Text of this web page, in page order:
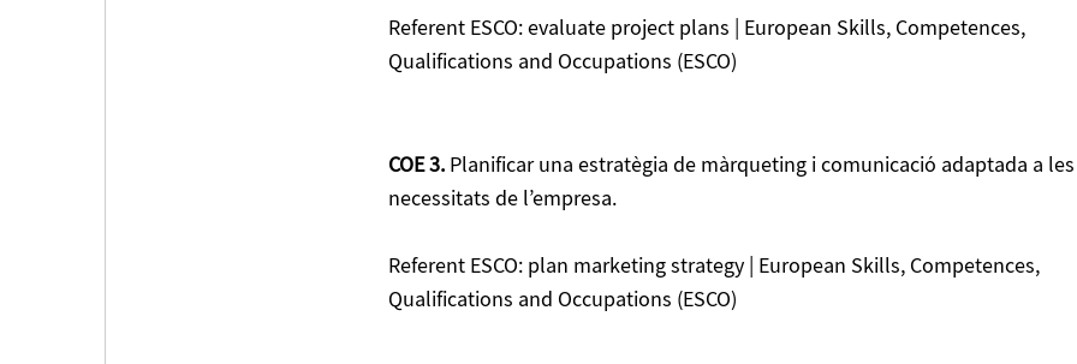
Referent ESCO: evaluate project plans | European Skills, Competences,
Qualifications and Occupations (ESCO)
COE 3.Planificar una estratègia de màrqueting i comunicació adaptada a les
necessitats de l’empresa.
Referent ESCO: plan marketing strategy | European Skills, Competences,
Qualifications and Occupations (ESCO)